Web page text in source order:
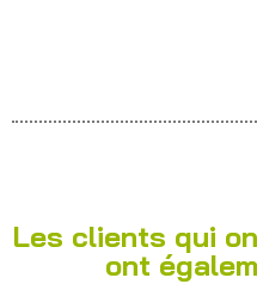
Les clients qui
ont